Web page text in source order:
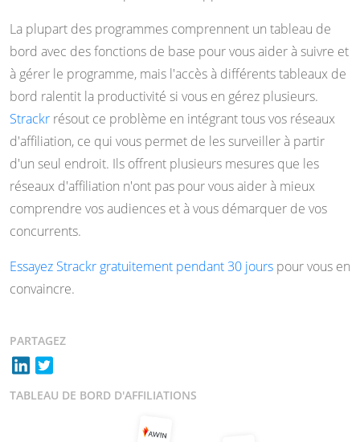
La plupart des programmes comprennent un tableau de
bord avec des fonctions de base pour vous aider à suivre et
à gérer le programme, mais l'accès à différents tableaux de
bord ralentit la productivité si vous en gérez plusieurs.
Strackr résout ce problème en intégrant tous vos réseaux
d'affiliation, ce qui vous permet de les surveiller à partir
d'un seul endroit. Ils offrent plusieurs mesures que les
réseaux d'affiliation n'ont pas pour vous aider à mieux
comprendre vos audiences et à vous démarquer de vos
concurrents.
Essayez Strackr gratuitement pendant 30 jours pour vous en
convaincre.
PARTAGEZ
TABLEAU DE BORD D'AFFILIATIONS